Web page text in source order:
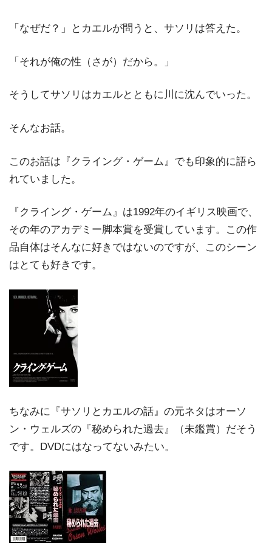
「なぜだ？」とカエルが問うと、サソリは答えた。
「それが俺の性（さが）だから。」
そうしてサソリはカエルとともに川に沈んでいった。
そんなお話。
このお話は『クライング・ゲーム』でも印象的に語ら
れていました。
『クライング・ゲーム』は1992年のイギリス映画で、
その年のアカデミー脚本賞を受賞しています。この作
品自体はそんなに好きではないのですが、このシーン
はとても好きです。
ちなみに『サソリとカエルの話』の元ネタはオーソ
ン・ウェルズの『秘められた過去』（未鑑賞）だそう
です。DVDにはなってないみたい。